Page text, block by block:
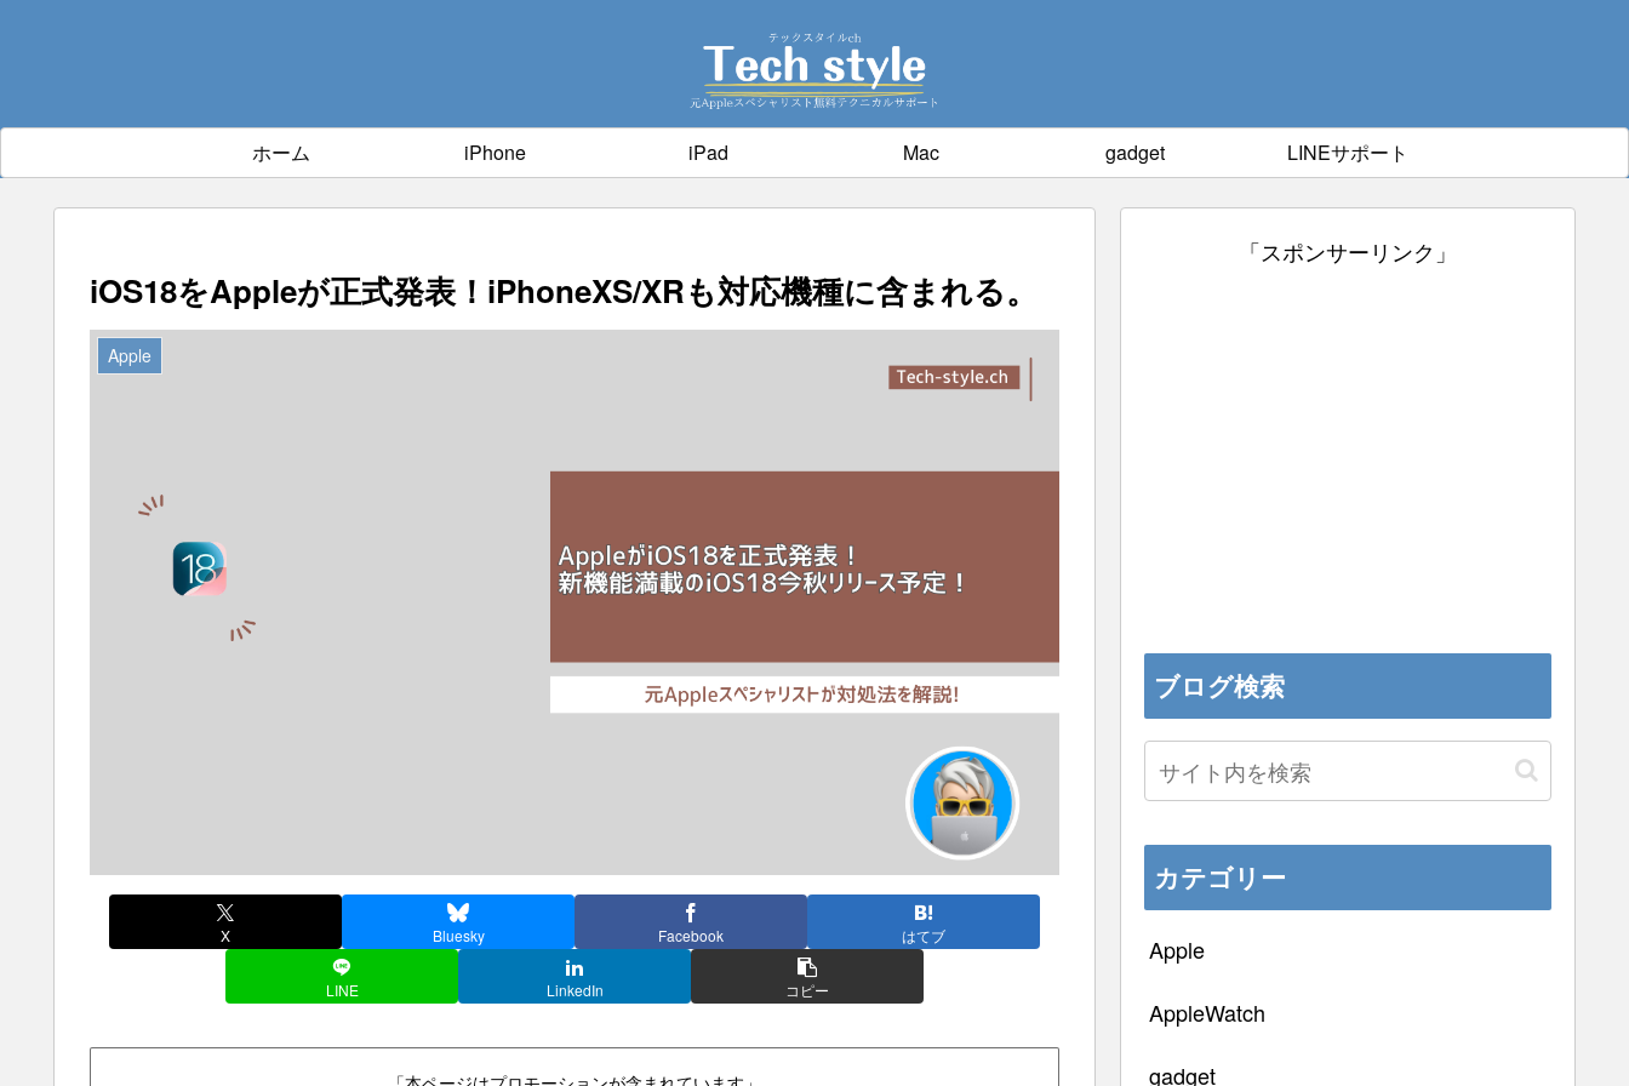
ホーム iPhone iPad Mac gadget LINEサポート
iOS18をAppleが正式発表！iPhoneXS/XRも対応機種に含まれる。
Apple
X Bluesky Facebook はてブ
LINE LinkedIn コピー
「スポンサーリンク」
ブログ検索
カテゴリー
Apple
AppleWatch
gadget